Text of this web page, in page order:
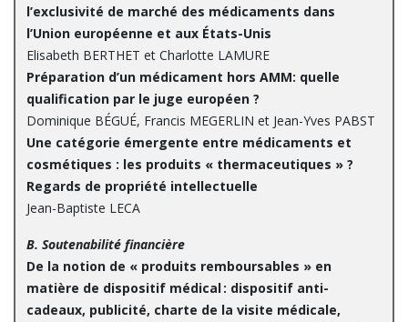
l’exclusivité de marché des médicaments dans
l’Union européenne et aux États-Unis
Elisabeth BERTHET et Charlotte LAMURE
Préparation d’un médicament hors AMM: quelle
qualification par le juge européen ?
Dominique BÉGUÉ, Francis MEGERLIN et Jean-Yves PABST
Une catégorie émergente entre médicaments et
cosmétiques : les produits « thermaceutiques » ?
Regards de propriété intellectuelle
Jean-Baptiste LECA
B. Soutenabilité financière
De la notion de « produits remboursables » en
matière de dispositif médical : dispositif anti-
cadeaux, publicité, charte de la visite médicale,